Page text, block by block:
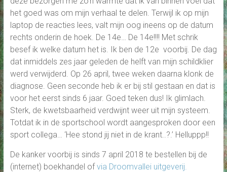
het goed was om mijn verhaal te delen. Terwijl ik op mijn
laptop de reacties lees, valt mijn oog ineens op de datum
rechts onderin de hoek. De 14e… De 14e!!!! Met schrik
besef ik welke datum het is. Ik ben de 12e voorbij. De dag
dat inmiddels zes jaar geleden de helft van mijn schildklier
werd verwijderd. Op 26 april, twee weken daarna klonk de
diagnose. Geen seconde heb ik er bij stil gestaan en dat is
voor het eerst sinds 6 jaar. Goed teken dus! Ik glimlach.
Sterk, de kwetsbaarheid verdwijnt weer uit mijn systeem.
Totdat ik in de sportschool wordt aangesproken door een
sport collega… ‘Hee stond jij niet in de krant..?.’ Helluppp!!
De kanker voorbij is sinds 7 april 2018 te bestellen bij de
(internet) boekhandel ofvia Droomvallei uitgeverij.